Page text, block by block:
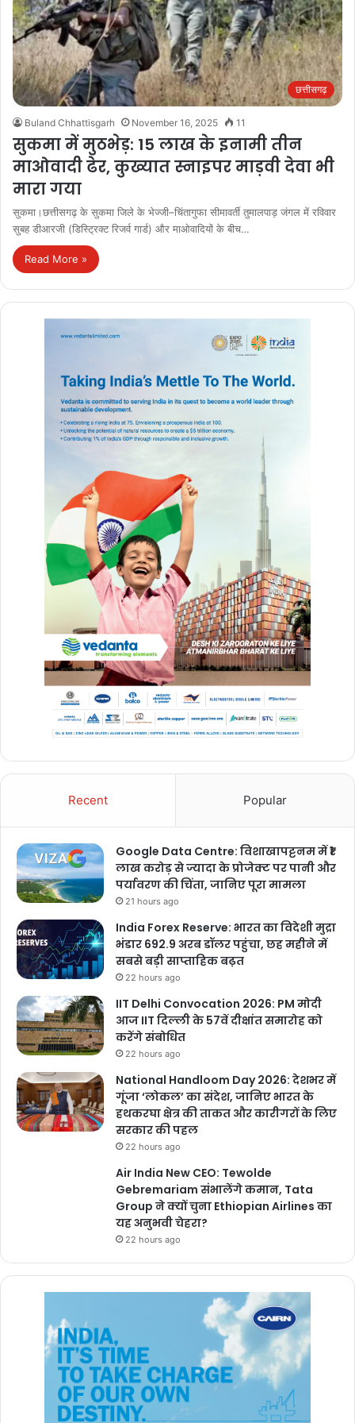
छत्तीसगढ़
Buland Chhattisgarh November 16, 2025 11
सुकमा में मुठभेड़: 15 लाख के इनामी तीन
माओवादी ढेर, कुख्यात स्नाइपर माड़वी देवा भी
मारा गया
सुकमा।छत्तीसगढ़ के सुकमा जिले के भेज्जी–चिंतागुफा सीमावर्ती तुमालपाड़ जंगल में रविवार
सुबह डीआरजी (डिस्ट्रिक्ट रिजर्व गार्ड) और माओवादियों के बीच…
Read More »
Recent Popular
Google Data Centre: विशाखापट्टनम में ₹1
लाख करोड़ से ज्यादा के प्रोजेक्ट पर पानी और
पर्यावरण की चिंता, जानिए पूरा मामला
21 hours ago
India Forex Reserve: भारत का विदेशी मुद्रा
भंडार 692.9 अरब डॉलर पहुंचा, छह महीने में
सबसे बड़ी साप्ताहिक बढ़त
22 hours ago
IIT Delhi Convocation 2026: PM मोदी
आज IIT दिल्ली के 57वें दीक्षांत समारोह को
करेंगे संबोधित
22 hours ago
National Handloom Day 2026: देशभर में
गूंजा ‘लोकल’ का संदेश, जानिए भारत के
हथकरघा क्षेत्र की ताकत और कारीगरों के लिए
सरकार की पहल
22 hours ago
Air India New CEO: Tewolde
Gebremariam संभालेंगे कमान, Tata
Group ने क्यों चुना Ethiopian Airlines का
यह अनुभवी चेहरा?
22 hours ago